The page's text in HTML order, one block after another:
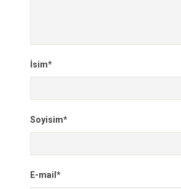
İsim*
Soyisim*
E-mail*